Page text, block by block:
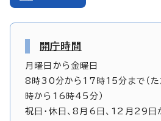
開庁時間
月曜日から金曜日
8時30分から17時15分まで（た
時から16時45分）
祝日・休日、8月6日、12月29